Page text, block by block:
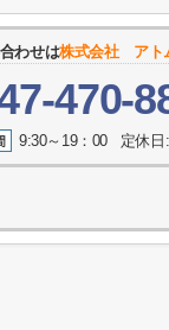
わせは株式会社 アト
470-
9:30～19：00 定休